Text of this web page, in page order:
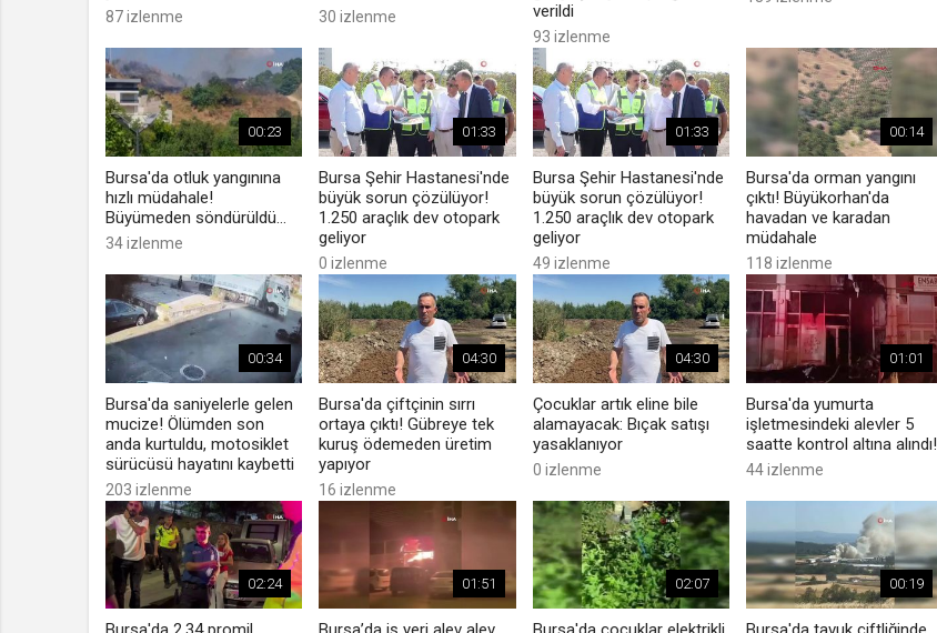
87 izlenme 30 izlenme
verildi
93 izlenme
00:23
Bursa'da otluk yangınına
hızlı müdahale!
Büyümeden söndürüldü...
34 izlenme
01:33
Bursa Şehir Hastanesi'nde
büyük sorun çözülüyor!
1.250 araçlık dev otopark
geliyor
0 izlenme
01:33
Bursa Şehir Hastanesi'nde
büyük sorun çözülüyor!
1.250 araçlık dev otopark
geliyor
49 izlenme
00:14
Bursa'da orman yangını
çıktı! Büyükorhan'da
havadan ve karadan
müdahale
118 izlenme
00:34
Bursa'da saniyelerle gelen
mucize! Ölümden son
anda kurtuldu, motosiklet
sürücüsü hayatını kaybetti
203 izlenme
04:30
Bursa'da çiftçinin sırrı
ortaya çıktı! Gübreye tek
kuruş ödemeden üretim
yapıyor
16 izlenme
04:30
Çocuklar artık eline bile
alamayacak: Bıçak satışı
yasaklanıyor
0 izlenme
01:01
Bursa'da yumurta
işletmesindeki alevler 5
saatte kontrol altına alındı!
44 izlenme
02:24 01:51 02:07 00:19